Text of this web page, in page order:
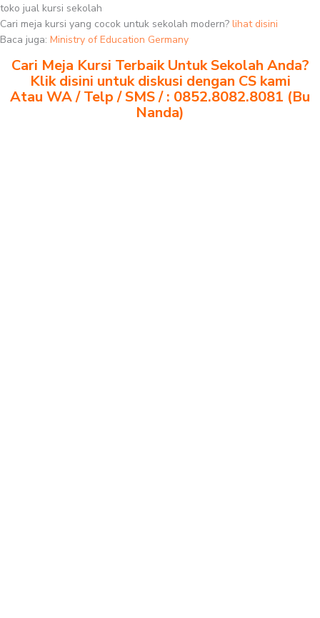
toko jual kursi sekolah
Cari meja kursi yang cocok untuk sekolah modern? lihat disini
Baca juga: Ministry of Education Germany
Cari Meja Kursi Terbaik Untuk Sekolah Anda?
Klik disini untuk diskusi dengan CS kami
Atau WA / Telp / SMS / : 0852.8082.8081 (Bu
Nanda)